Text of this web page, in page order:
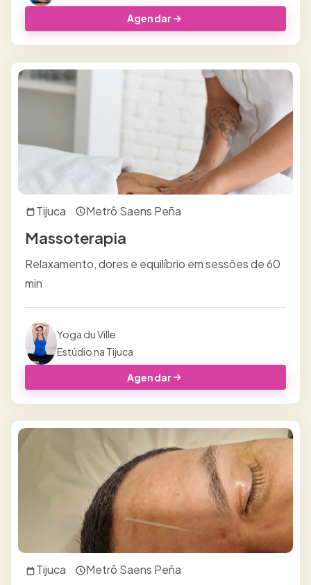
Agendar
Tijuca Metrô Saens Peña
Massoterapia
Relaxamento, dores e equilíbrio em sessões de 60
min
Yoga du Ville
Estúdio na Tijuca
Agendar
Tijuca Metrô Saens Peña